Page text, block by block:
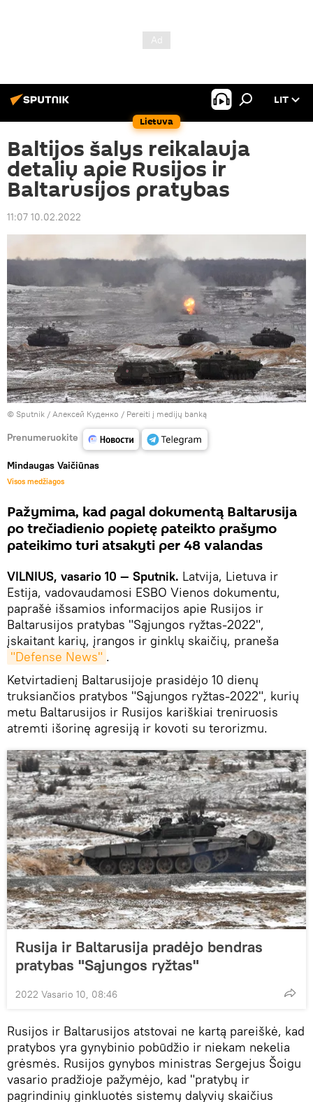
Lietuva
LIT
Baltijos šalys reikalauja
detalių apie Rusijos ir
Baltarusijos pratybas
11:07 10.02.2022
© Sputnik / Алексей Куденко / Pereiti į medijų banką
Prenumeruokite
Mindaugas Vaičiūnas
Visos medžiagos
Pažymima, kad pagal dokumentą Baltarusija
po trečiadienio popietę pateikto prašymo
pateikimo turi atsakyti per 48 valandas
VILNIUS, vasario 10 — Sputnik. Latvija, Lietuva ir
Estija, vadovaudamosi ESBO Vienos dokumentu,
paprašė išsamios informacijos apie Rusijos ir
Baltarusijos pratybas "Sąjungos ryžtas-2022",
įskaitant karių, įrangos ir ginklų skaičių, praneša
"Defense News" .
Ketvirtadienį Baltarusijoje prasidėjo 10 dienų
truksiančios pratybos "Sąjungos ryžtas-2022", kurių
metu Baltarusijos ir Rusijos kariškiai treniruosis
atremti išorinę agresiją ir kovoti su terorizmu.
Rusija ir Baltarusija pradėjo bendras
pratybas "Sąjungos ryžtas"
2022 Vasario 10, 08:46
Rusijos ir Baltarusijos atstovai ne kartą pareiškė, kad
pratybos yra gynybinio pobūdžio ir niekam nekelia
grėsmės. Rusijos gynybos ministras Sergejus Šoigu
vasario pradžioje pažymėjo, kad "pratybų ir
pagrindinių ginkluotės sistemų dalyvių skaičius